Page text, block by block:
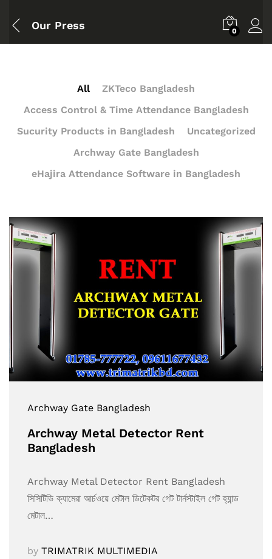
Our Press 0
All
ZKTeco Bangladesh
Access Control & Time Attendance Bangladesh
Sucurity Products in Bangladesh
Uncategorized
Archway Gate Bangladesh
eHajira Attendance Software in Bangladesh
Archway Gate Bangladesh
Archway Metal Detector Rent
Bangladesh
Archway Metal Detector Rent Bangladesh
সিসিটিভি ক্যামেরা আর্চওয়ে মেটাল ডিটেকটর গেট টার্নস্টাইল গেট হ্যান্ড
মেটাল…
by TRIMATRIK MULTIMEDIA